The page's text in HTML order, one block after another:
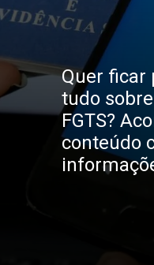
Quer ficar
tudo
FGTS?
conteúdo